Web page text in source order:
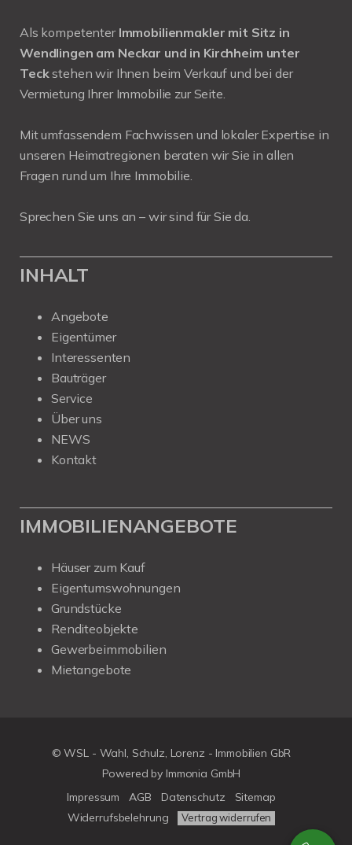
Als kompetenter Immobilienmakler mit Sitz in
Wendlingen am Neckar und in Kirchheim unter
Teckstehen wir Ihnen beim Verkauf und bei der
Vermietung Ihrer Immobilie zur Seite.
Mit umfassendem Fachwissen und lokaler Expertise in
unseren Heimatregionen beraten wir Sie in allen
Fragen rund um Ihre Immobilie.
Sprechen Sie uns an – wir sind für Sie da.
INHALT
Angebote
Eigentümer
Interessenten
Bauträger
Service
Über uns
NEWS
Kontakt
IMMOBILIENANGEBOTE
Häuser zum Kauf
Eigentumswohnungen
Grundstücke
Renditeobjekte
Gewerbeimmobilien
Mietangebote
© WSL - Wahl, Schulz, Lorenz - Immobilien GbR
Powered by Immonia GmbH
Impressum
AGB Datenschutz
Sitemap
Widerrufsbelehrung
Vertrag widerrufen